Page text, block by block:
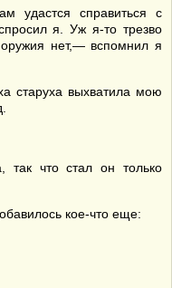
удастся справиться с
я. Уж я-то трезво
нет,— вспомнил я
старуха выхватила мою
что стал он только
кое-что еще: